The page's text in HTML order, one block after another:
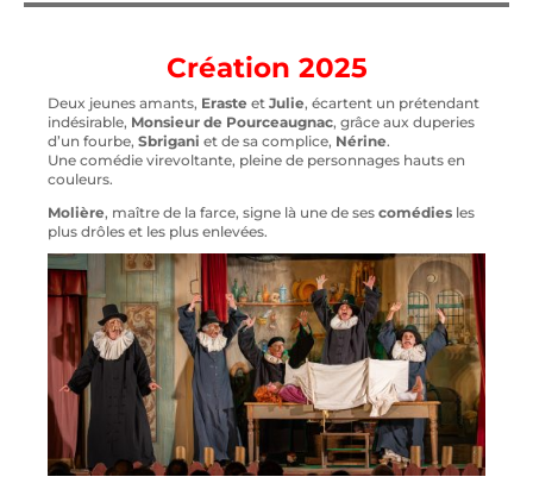
Création 2025
Deux jeunes amants, Eraste et Julie, écartent un prétendant
indésirable, Monsieur de Pourceaugnac, grâce aux duperies
d’un fourbe, Sbrigani et de sa complice, Nérine.
Une comédie virevoltante, pleine de personnages hauts en
couleurs.
Molière, maître de la farce, signe là une de ses comédies les
plus drôles et les plus enlevées.